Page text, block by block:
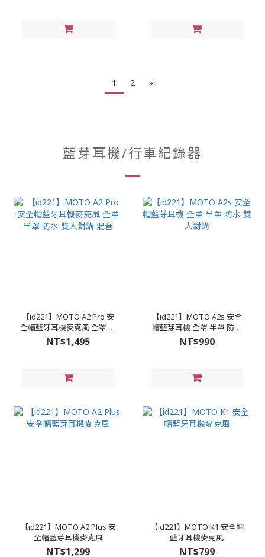
1 2 »
藍芽耳機/行車紀錄器
【id221】MOTO A2 Pro 安
全帽藍牙耳機麥克風 全罩 半
罩 防水 雙人對講 混音
NT$1,495
【id221】MOTO A2s 安全
帽藍芽耳機 全罩 半罩 防水
雙人對講
NT$990
【id221】MOTO A2 Plus 安
全帽藍芽耳機麥克風
NT$1,299
【id221】MOTO K1 安全帽
藍牙耳機麥克風
NT$799